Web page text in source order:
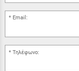
Email:
Τηλέφωνο: